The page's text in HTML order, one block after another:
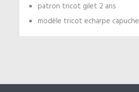
patron tricot gilet 2 ans
modèle tricot echarpe